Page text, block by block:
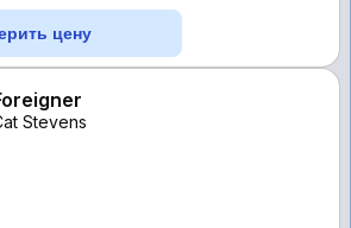
цену
Stevens